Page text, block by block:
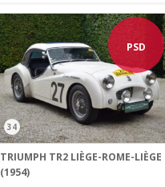
PSD
34
TRIUMPH TR2 LIÈGE-ROME-LIÈGE
(1954)